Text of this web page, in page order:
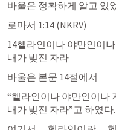
바울은 정확하게 알고 있
로마서 1:14 (NKRV)
14헬라인이나 야만인이
내가 빚진 자라
바울은 본문 14절에서
“헬라인이나 야만인이나
내가 빚진 자라”고 하였다.